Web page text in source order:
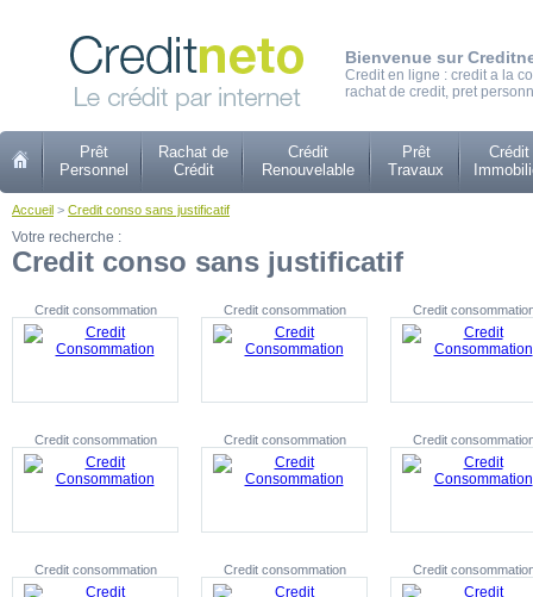
Bienvenue sur
Credit en ligne : credit a la
rachat de credit, pret
Prêt
Personnel
Rachat de
Crédit
Crédit
Renouvelable
Prêt
Travaux
Crédit
Accueil > Credit conso sans justificatif
Votre recherche :
Credit conso sans justificatif
Credit consommation Credit consommation Credit
Credit consommation Credit consommation Credit
Credit consommation Credit consommation Credit